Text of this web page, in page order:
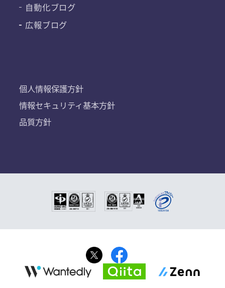
個人情報保護方針
情報セキュリティ基本方針
品質方針
自動化ブログ
広報ブログ